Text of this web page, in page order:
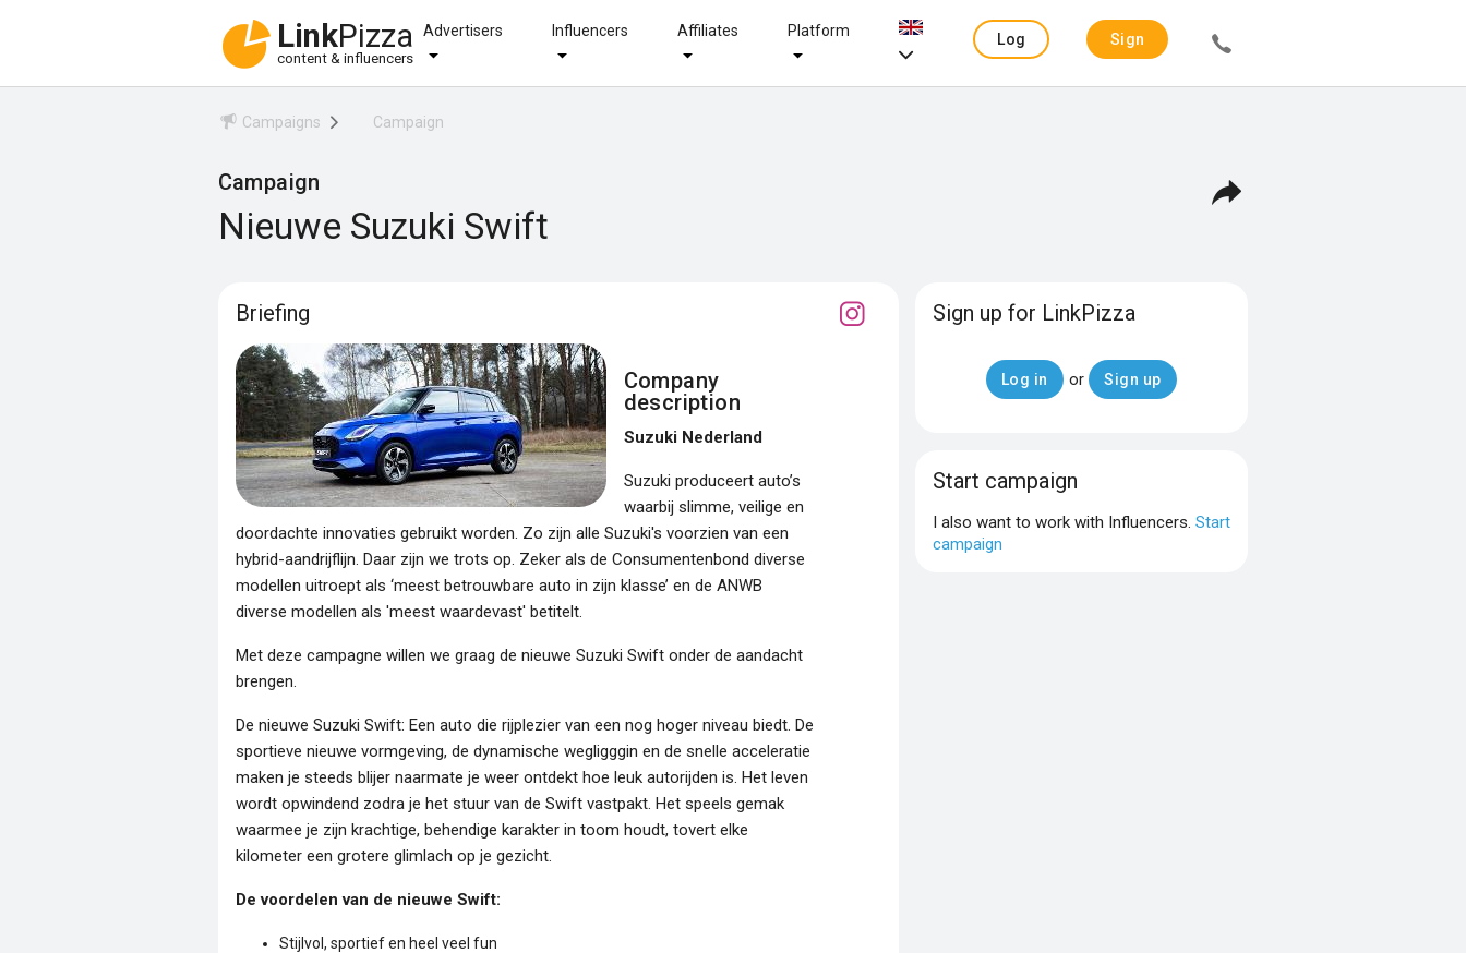
LinkPizza
content & influencers
Advertisers Influencers Affiliates Platform
Log
Sign
Campaigns Campaign
Campaign
Nieuwe Suzuki Swift
Briefing
Company
description
Suzuki Nederland
Suzuki produceert auto’s
waarbij slimme, veilige en
doordachte innovaties gebruikt worden. Zo zijn alle Suzuki's voorzien van een
hybrid-aandrijflijn. Daar zijn we trots op. Zeker als de Consumentenbond diverse
modellen uitroept als ‘meest betrouwbare auto in zijn klasse’ en de ANWB
diverse modellen als 'meest waardevast' betitelt.
Met deze campagne willen we graag de nieuwe Suzuki Swift onder de aandacht
brengen.
De nieuwe Suzuki Swift: Een auto die rijplezier van een nog hoger niveau biedt. De
sportieve nieuwe vormgeving, de dynamische wegligggin en de snelle acceleratie
maken je steeds blijer naarmate je weer ontdekt hoe leuk autorijden is. Het leven
wordt opwindend zodra je het stuur van de Swift vastpakt. Het speels gemak
waarmee je zijn krachtige, behendige karakter in toom houdt, tovert elke
kilometer een grotere glimlach op je gezicht.
De voordelen van de nieuwe Swift:
Stijlvol, sportief en heel veel fun
Sign up for LinkPizza
Log in or Sign up
Start campaign
I also want to work with Influencers.Start
campaign